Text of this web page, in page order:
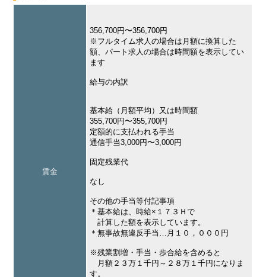
賃金
356,700円〜356,700円
※フルタイム求人の場合は月額に換算した
額、パート求人の場合は時間額を表示してい
ます
給与の内訳
基本給（月額平均）又は時間額
355,700円〜355,700円
定額的に支払われる手当
通信手当3,000円〜3,000円
固定残業代
なし
その他の手当等付記事項
＊基本給は、時給×１７３Ｈで
計算した額を表示しています。
＊無事故無違反手当…月１０，０００円
※残業割増・手当・歩合給を含めると
月額２３万１千円～２８万１千円になりま
す。